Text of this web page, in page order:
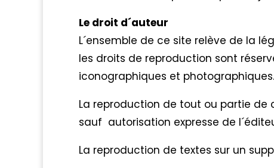
Le droit d´auteur
L´ensemble de ce site relève de la
les droits de reproduction sont
iconographiques et photographiques.
La reproduction de tout ou partie de
sauf autorisation expresse de
La reproduction de textes sur un